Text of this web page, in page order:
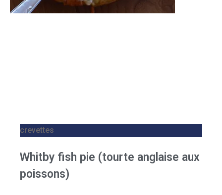
crevettes
Whitby fish pie (tourte anglaise aux
poissons)